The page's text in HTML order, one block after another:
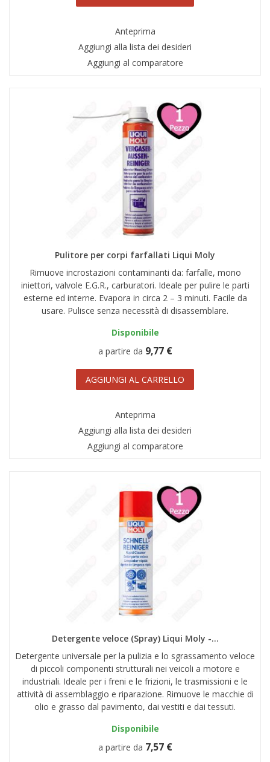
Anteprima
Aggiungi alla lista dei desideri
Aggiungi al comparatore
Pulitore per corpi farfallati Liqui Moly
Rimuove incrostazioni contaminanti da: farfalle, mono
iniettori, valvole E.G.R., carburatori. Ideale per pulire le parti
esterne ed interne. Evapora in circa 2 – 3 minuti. Facile da
usare. Pulisce senza necessità di disassemblare.
Disponibile
a partire da 9,77 €
AGGIUNGI AL CARRELLO
Anteprima
Aggiungi alla lista dei desideri
Aggiungi al comparatore
Detergente veloce (Spray) Liqui Moly -...
Detergente universale per la pulizia e lo sgrassamento veloce
di piccoli componenti strutturali nei veicoli a motore e
industriali. Ideale per i freni e le frizioni, le trasmissioni e le
attività di assemblaggio e riparazione. Rimuove le macchie di
olio e grasso dal pavimento, dai vestiti e dai tessuti.
Disponibile
a partire da 7,57 €